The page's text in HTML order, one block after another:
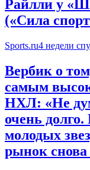
Райлли у
(«Сила
Sports.ru4 недели
Вербик о
самым
НХЛ: «Не
очень
молодых
рынок снова